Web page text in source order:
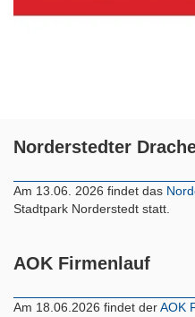
Norderstedter
Am 13.06. 2026 findet das
Stadtpark Norderstedt statt.
AOK Firmenlauf
Am 18.06.2026 findet derAOK